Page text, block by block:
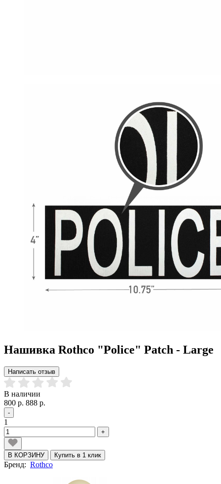
Нашивка Rothco "Police" Patch - Large
Написать отзыв
В наличии
800 р. 888 р.
-
1
+
В КОРЗИНУ Купить в 1 клик
Бренд: Rothco